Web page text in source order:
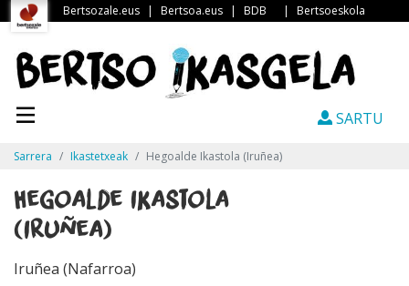
Bertsozale.eus | Bertsoa.eus | BDB | Bertsoeskola
SARTU
Sarrera Ikastetxeak Hegoalde Ikastola (Iruñea)
Hegoalde Ikastola
(Iruñea)
Iruñea (Nafarroa)